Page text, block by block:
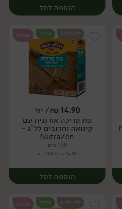
הוספה לסל
יח׳
ללא גלוטן אורגני טבעוני
14.90
₪/ יח׳
פת פריכה אורגנית עם
קינואה וחרובים לל"ג -
NutraZen
100 גרם
14.90 ₪ ל-100 גרם
הוספה לסל
ללא גלוטן אורגני טבעוני